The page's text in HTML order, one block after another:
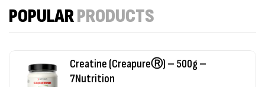
POPULARPRODUCTS
Autres
د.ت
Creatine (CreapureⓇ) – 500g –
7Nutrition